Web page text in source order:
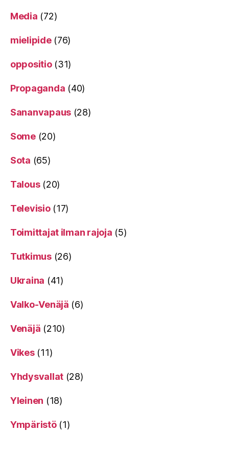
Media (72)
mielipide(76)
oppositio(31)
Propaganda (40)
Sananvapaus (28)
Some(20)
Sota (65)
Talous(20)
Televisio(17)
Toimittajat ilman rajoja (5)
Tutkimus(26)
Ukraina (41)
Valko-Venäjä (6)
Venäjä (210)
Vikes(11)
Yhdysvallat (28)
Yleinen (18)
Ympäristö(1)